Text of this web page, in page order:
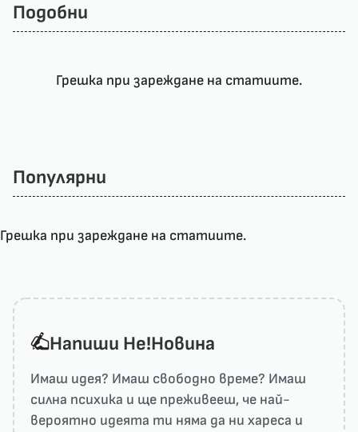
Подобни
Грешка при зареждане на статиите.
Популярни
Грешка при зареждане на статиите.
Напиши He!Новина
Имаш идея? Имаш свободно време? Имаш
силна психика и ще преживееш, че най-
вероятно идеята ти няма да ни харесa и